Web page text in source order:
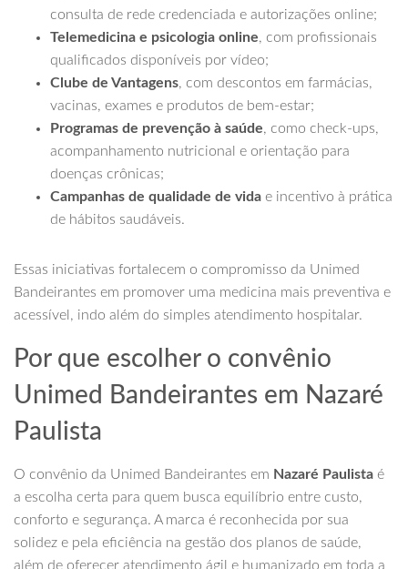
consulta de rede credenciada e autorizações online;
Telemedicina e psicologia online, com profissionais
qualificados disponíveis por vídeo;
Clube de Vantagens, com descontos em farmácias,
vacinas, exames e produtos de bem-estar;
Programas de prevenção à saúde, como check-ups,
acompanhamento nutricional e orientação para
doenças crônicas;
Campanhas de qualidade de vida e incentivo à prática
de hábitos saudáveis.
Essas iniciativas fortalecem o compromisso da Unimed
Bandeirantes em promover uma medicina mais preventiva e
acessível, indo além do simples atendimento hospitalar.
Por que escolher o convênio
Unimed Bandeirantes em Nazaré
Paulista
O convênio da Unimed Bandeirantes em Nazaré Paulista é
a escolha certa para quem busca equilíbrio entre custo,
conforto e segurança. A marca é reconhecida por sua
solidez e pela eficiência na gestão dos planos de saúde,
além de oferecer atendimento ágil e humanizado em toda a